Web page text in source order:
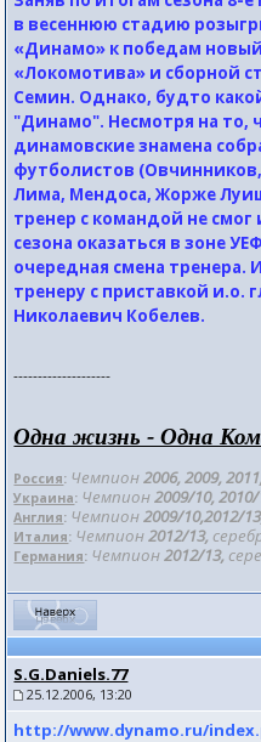
в весеннюю стадию
«Динамо» к победам
«Локомотива» и сборной
Семин. Однако, будто
"Динамо". Несмотря на
динамовские знамена
футболистов
Лима, Мендоса, Жорже
тренер с командой не
сезона оказаться в зоне
очередная смена тренера.
тренеру с приставкой
Николаевич Кобелев.
--------------------
Одна жизнь - Одна
Россия: Чемпион2006, 2009,
Украина: Чемпион2009/10,
Англия: Чемпион2009/10,2012/
Италия: Чемпион2012/13,
Германия: Чемпион2012/13,
S.G.Daniels.77
25.12.2006, 13:20
http://www.dynamo.ru/